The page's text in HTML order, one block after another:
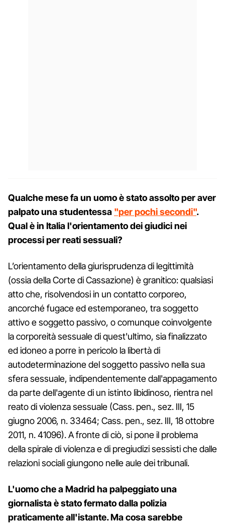
Qualche mese fa un uomo è stato assolto per aver
palpato una studentessa "per pochi secondi".
Qual è in Italia l'orientamento dei giudici nei
processi per reati sessuali?
L’orientamento della giurisprudenza di legittimità
(ossia della Corte di Cassazione) è granitico: qualsiasi
atto che, risolvendosi in un contatto corporeo,
ancorché fugace ed estemporaneo, tra soggetto
attivo e soggetto passivo, o comunque coinvolgente
la corporeità sessuale di quest'ultimo, sia finalizzato
ed idoneo a porre in pericolo la libertà di
autodeterminazione del soggetto passivo nella sua
sfera sessuale, indipendentemente dall'appagamento
da parte dell'agente di un istinto libidinoso, rientra nel
reato di violenza sessuale (Cass. pen., sez. III, 15
giugno 2006, n. 33464; Cass. pen., sez. III, 18 ottobre
2011, n. 41096). A fronte di ciò, si pone il problema
della spirale di violenza e di pregiudizi sessisti che dalle
relazioni sociali giungono nelle aule dei tribunali.
L'uomo che a Madrid ha palpeggiato una
giornalista è stato fermato dalla polizia
praticamente all'istante. Ma cosa sarebbe